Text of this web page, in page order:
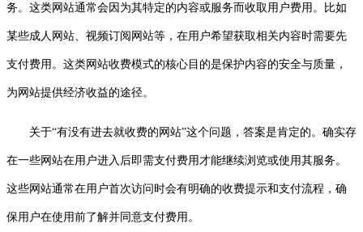
务。这类网站通常会因为其特定的内容或服务而收取用户费用。比如
某些成人网站、视频订阅网站等，在用户希望获取相关内容时需要先
支付费用。这类网站收费模式的核心目的是保护内容的安全与质量，
为网站提供经济收益的途径。
关于“有没有进去就收费的网站”这个问题，答案是肯定的。确实存
在一些网站在用户进入后即需支付费用才能继续浏览或使用其服务。
这些网站通常在用户首次访问时会有明确的收费提示和支付流程，确
保用户在使用前了解并同意支付费用。